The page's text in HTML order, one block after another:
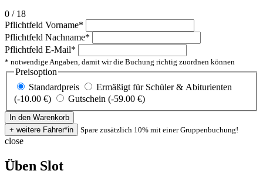
0 / 18
Pflichtfeld Vorname*
Pflichtfeld Nachname*
Pflichtfeld E-Mail*
* notwendige Angaben, damit wir die Buchung richtig zuordnen können
Preisoption
Standardpreis
Ermäßigt für Schüler & Abiturienten
(-10.00 €)
Gutschein (-59.00 €)
Spare zusätzlich 10% mit einer Gruppenbuchung!
close
Üben Slot